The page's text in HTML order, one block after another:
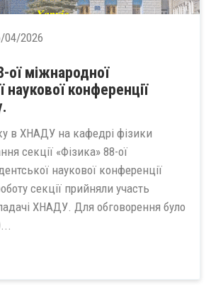
04/2026
ої міжнародної
наукової конференції
в ХНАДУ на кафедрі фізики
секції «Фізика» 88-ої
наукової конференції
секції прийняли участь
ХНАДУ. Для обговорення було